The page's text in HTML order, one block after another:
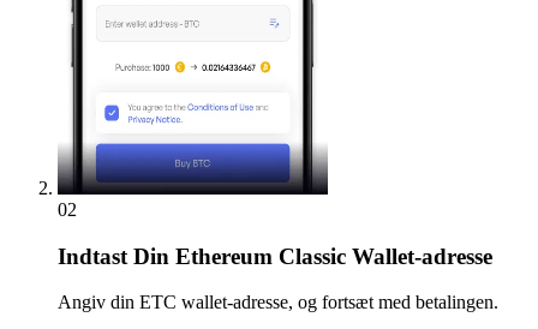
02
Indtast Din Ethereum Classic Wallet-adresse
Angiv din ETC wallet-adresse, og fortsæt med betalingen.